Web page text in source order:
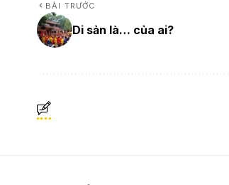
BÀI TRƯỚC
Di sản là… của ai?